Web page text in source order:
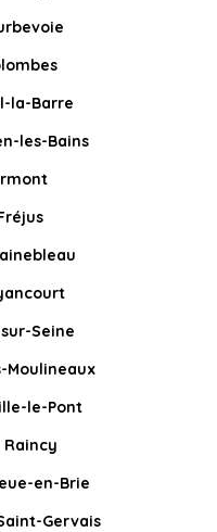
la-Barre
les-Bains
Seine
Moulineaux
le-Pont
Raincy
en-Brie
Gervais